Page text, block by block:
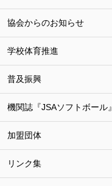
協会からのお知らせ
学校体育推進
普及振興
機関誌『JSAソフトボール』
加盟団体
リンク集